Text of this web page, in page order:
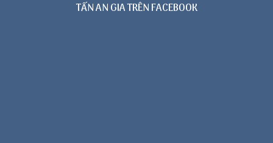
TẤN AN GIA TRÊN FACEBOOK